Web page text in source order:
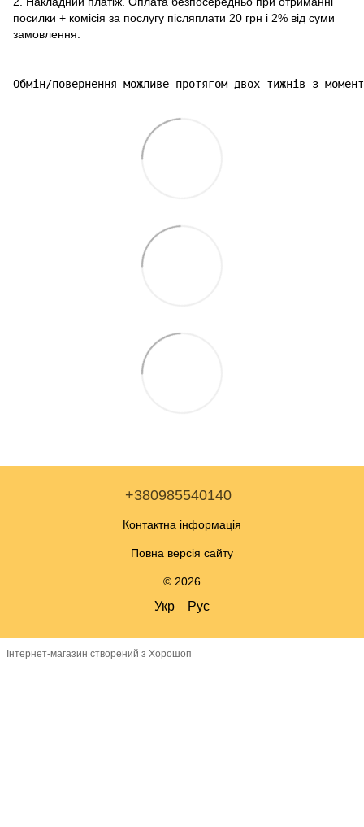
посилки + комісія за послугу післяплати 20 грн і 2% від суми
замовлення.
Обмін/повернення можливе протягом двох тижнів з
+380985540140
Контактна інформація
Повна версія сайту
© 2026
Укр Рус
Інтернет-магазин створений з Хорошоп